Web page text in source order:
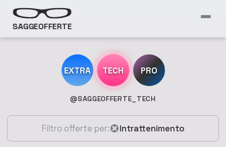
SAGGEOFFERTE
EXTRA TECH
@SAGGEOFFERTE_TECH
PRO
Filtro offerte per: Intrattenimento